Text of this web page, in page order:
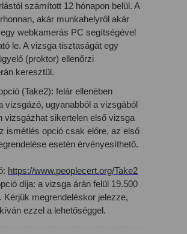
számított 12 hónapon belül. A
akár munkahelyről akár
webkamerás PC segítségével
le. A vizsga tisztaságát egy
(proktor) ellenőrzi
keresztül.
(Take2): felár ellenében
vizsgázó, ugyanabból a vizsgából
vizsgázhat sikertelen első vizsga
ismétlés opció csak előre, az első
esetén érvényesíthető.
https://www.peoplecert.org/Take2
díja: a vizsga árán felül 19.500
Kérjük megrendeléskor jelezze,
ezzel a lehetőséggel.